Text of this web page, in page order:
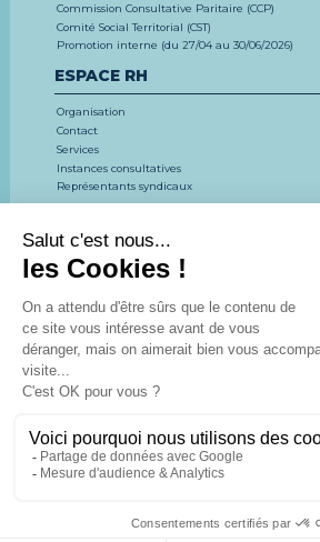
Commission Consultative Paritaire (CCP)
Comité Social Territorial (CST)
Promotion interne (du 27/04 au 30/06/2026)
ESPACE RH
Organisation
Contact
Services
Instances consultatives
Représentants syndicaux
CONCOURS ET EXAMENS
FORMATION
ESPACE DOCUMENTAIRE
Actualités